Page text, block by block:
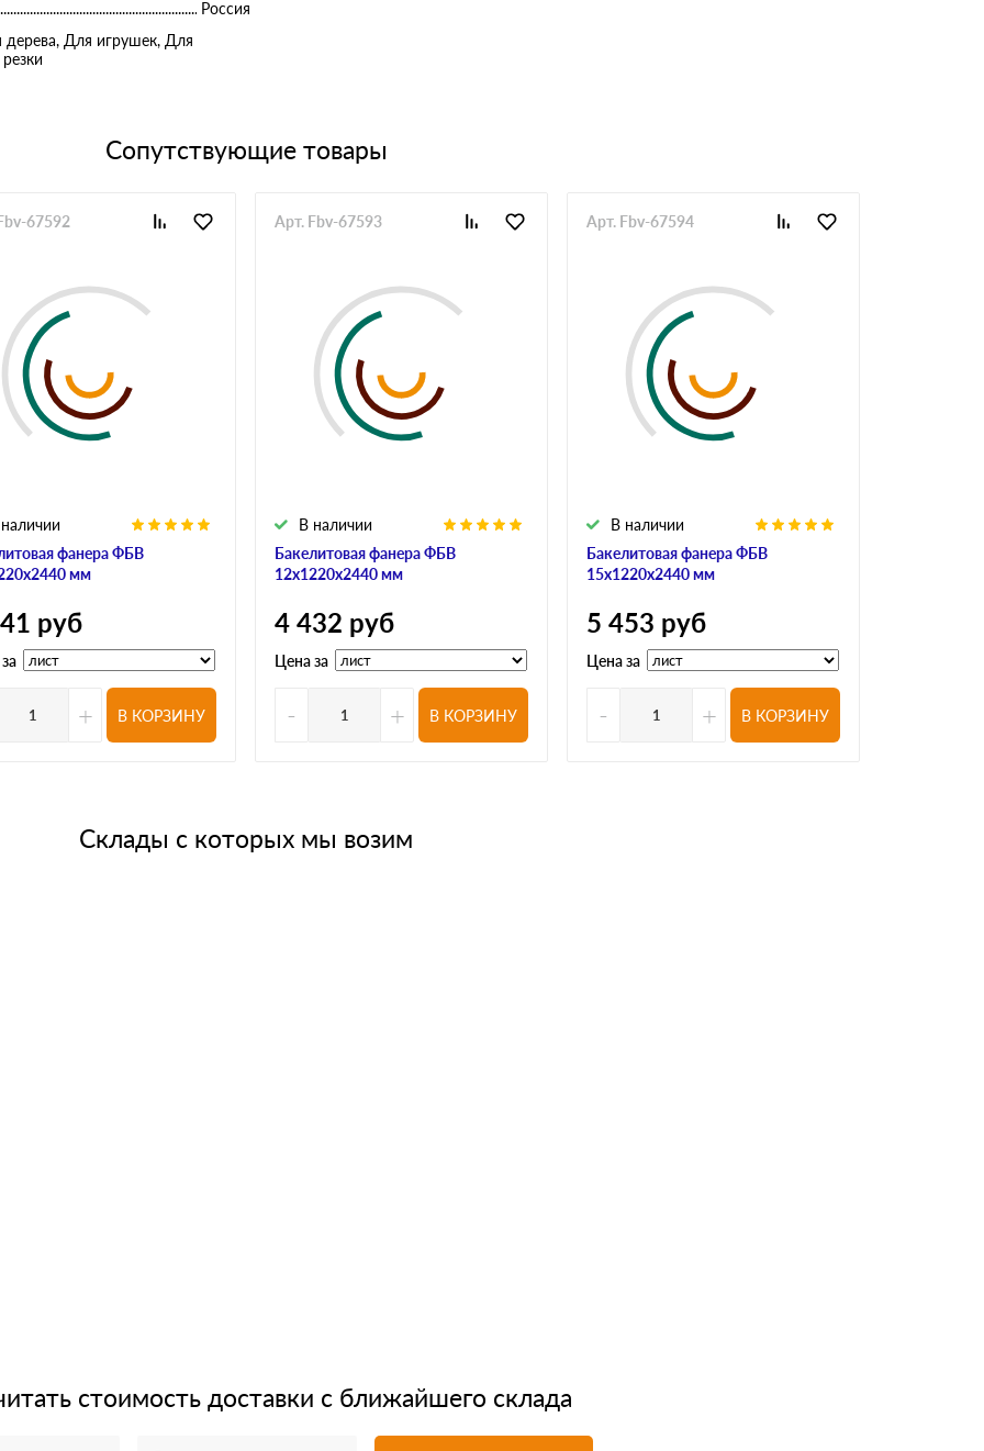
Россия
Для игрушек, Для
Сопутствующие товары
фанера ФБВ
мм
67592
руб
+ В КОРЗИНУ
Бакелитовая фанера ФБВ
12х1220х2440 мм
В наличии
Арт. Fbv-67593
4 432 руб
Цена за
- + В КОРЗИНУ
Бакелитовая фанера ФБВ
15х1220х2440 мм
В наличии
Арт. Fbv-67594
5 453 руб
Цена за
- + В КОРЗИНУ
Склады с которых мы возим
стоимость доставки с ближайшего склада